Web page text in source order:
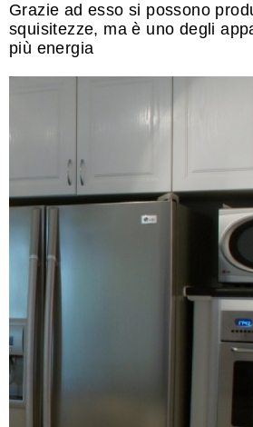
Grazie ad esso si possono
squisitezze, ma è uno degli
più energia